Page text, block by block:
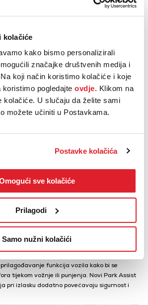
kolačiće
kako bismo personalizirali
značajke društvenih medija i
koji način koristimo kolačiće i koje
pogledajte ovdje. Klikom na
kolačiće. U slučaju da želite sami
možete učiniti u Postavkama.
Postavke kolačića
sve kolačiće
Prilagodi
Samo nužni kolačići
prostranost i prilagodljivost prtljažnika za
je vozilo puno, s do sedam putnika, ostaje
omogućujući kreiranje ravne površine za
su naprednim tehnološkim nadogradnjama
inčni infotainment zaslon, poboljšane opcije
funkcija vozila kako bi se
tijekom vožnje ili punjenja. Novi Park Assist
pri izlasku dodatno povećavaju sigurnost i